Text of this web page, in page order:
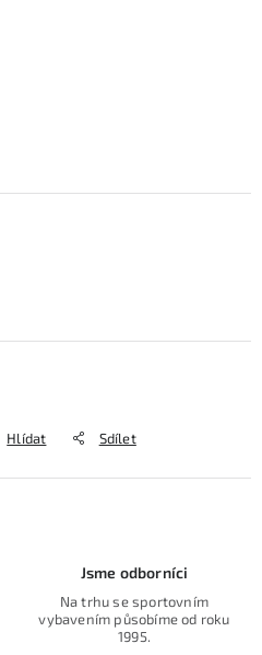
Hlídat Sdílet
Jsme odborníci
Na trhu se sportovním
vybavením působíme od roku
1995.